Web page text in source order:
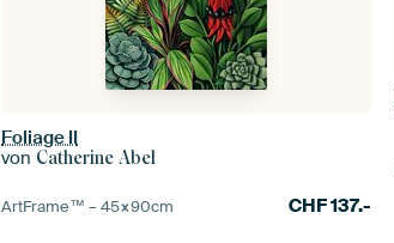
Foliage II
von Catherine Abel
ArtFrame™ –45×90cm CHF137.-